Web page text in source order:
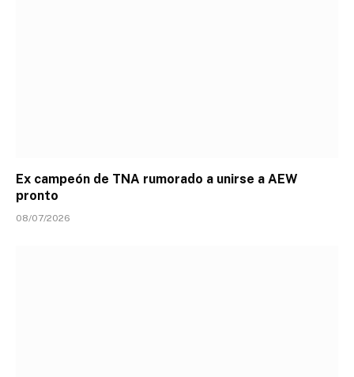
Ex campeón de TNA rumorado a unirse a AEW
pronto
08/07/2026